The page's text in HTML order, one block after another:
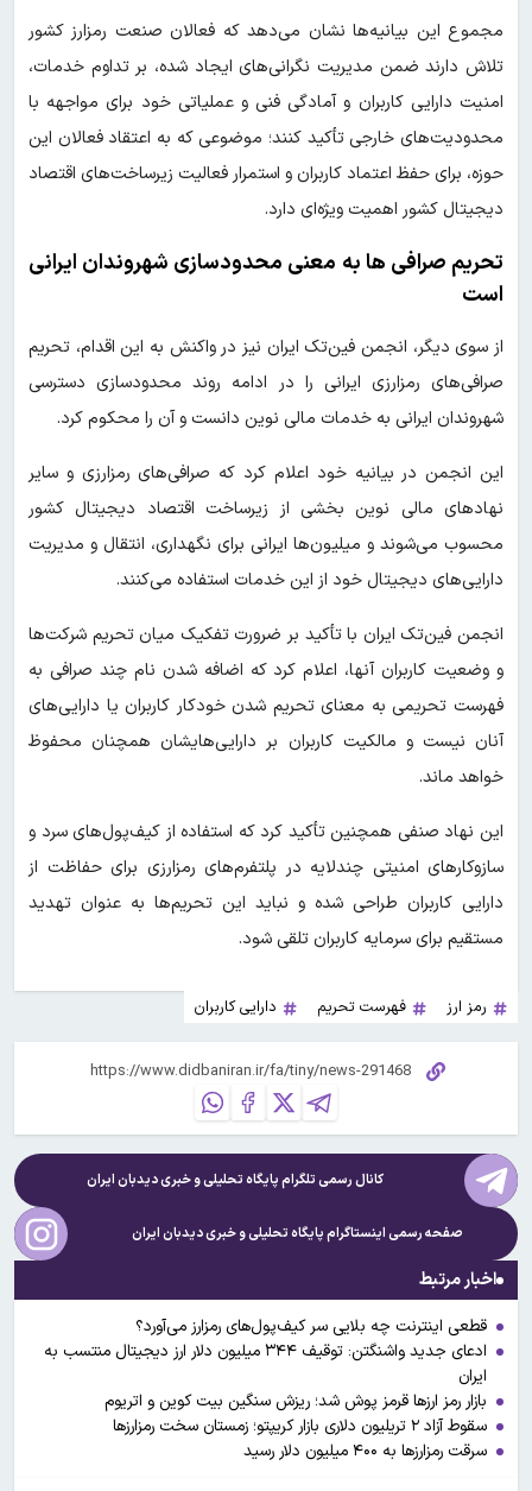
مجموع این بیانیه‌ها نشان می‌دهد که فعالان صنعت رمزارز کشور
تلاش دارند ضمن مدیریت نگرانی‌های ایجاد شده، بر تداوم خدمات،
امنیت دارایی کاربران و آمادگی فنی و عملیاتی خود برای مواجهه با
محدودیت‌های خارجی تأکید کنند؛ موضوعی که به اعتقاد فعالان این
حوزه، برای حفظ اعتماد کاربران و استمرار فعالیت زیرساخت‌های اقتصاد
دیجیتال کشور اهمیت ویژه‌ای دارد.
تحریم صرافی ها به معنی محدودسازی شهروندان ایرانی
است
از سوی دیگر، انجمن فین‌تک ایران نیز در واکنش به این اقدام، تحریم
صرافی‌های رمزارزی ایرانی را در ادامه روند محدودسازی دسترسی
شهروندان ایرانی به خدمات مالی نوین دانست و آن را محکوم کرد.
این انجمن در بیانیه خود اعلام کرد که صرافی‌های رمزارزی و سایر
نهادهای مالی نوین بخشی از زیرساخت اقتصاد دیجیتال کشور
محسوب می‌شوند و میلیون‌ها ایرانی برای نگهداری، انتقال و مدیریت
دارایی‌های دیجیتال خود از این خدمات استفاده می‌کنند.
انجمن فین‌تک ایران با تأکید بر ضرورت تفکیک میان تحریم شرکت‌ها
و وضعیت کاربران آنها، اعلام کرد که اضافه شدن نام چند صرافی به
فهرست تحریمی به معنای تحریم شدن خودکار کاربران یا دارایی‌های
آنان نیست و مالکیت کاربران بر دارایی‌هایشان همچنان محفوظ
خواهد ماند.
این نهاد صنفی همچنین تأکید کرد که استفاده از کیف‌پول‌های سرد و
سازوکارهای امنیتی چندلایه در پلتفرم‌های رمزارزی برای حفاظت از
دارایی کاربران طراحی شده و نباید این تحریم‌ها به عنوان تهدید
مستقیم برای سرمایه کاربران تلقی شود.
رمز ارز فهرست تحریم دارایی کاربران
کانال رسمی تلگرام پایگاه تحلیلی و خبریدیدبان ایران
صفحه رسمی اینستاگرام پایگاه تحلیلی و خبریدیدبان ایران
اخبار مرتبط
قطعی اینترنت چه بلایی سر کیف‌پول‌های رمزارز می‌آورد؟
ادعای جدید واشنگتن: توقیف ۳۴۴ میلیون دلار ارز دیجیتال منتسب به
ایران
بازار رمز ارزها قرمز پوش شد؛ ریزش سنگین بیت کوین و اتریوم
سقوط آزاد ۲ تریلیون دلاری بازار کریپتو؛ زمستان سخت رمزارزها
سرقت رمزارزها به ۴۰۰ میلیون دلار رسید